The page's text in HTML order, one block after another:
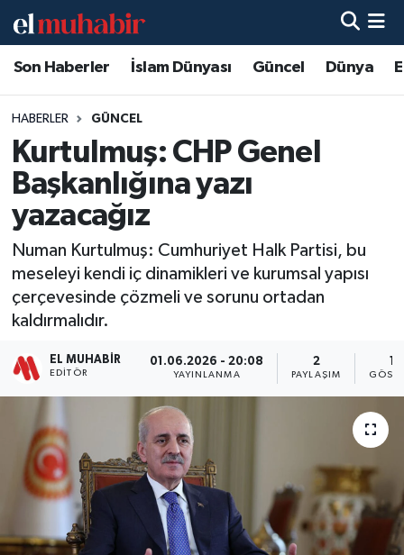
Son Haberler İslam Dünyası Güncel Dünya
HABERLER GÜNCEL
Kurtulmuş: CHP Genel
Başkanlığına yazı
yazacağız
Numan Kurtulmuş: Cumhuriyet Halk Partisi, bu
meseleyi kendi iç dinamikleri ve kurumsal yapısı
çerçevesinde çözmeli ve sorunu ortadan
kaldırmalıdır.
EL MUHABIR
EDITÖR
01.06.2026 - 20:08
YAYINLANMA
2
PAYLAŞIM
Hava Durumu
Trafik Durumu
Süper Lig Puan Durumu ve Fikstür
Tüm Manşetler
Son Dakika Haberleri
Haber Arşivi